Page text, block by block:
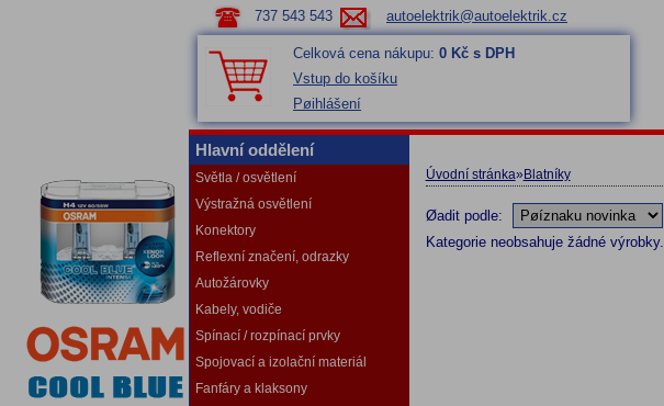
737 543 543 autoelektrik@autoelektrik.cz
Celková cena nákupu: 0 Kč s DPH
Vstup do košíku
Pøihlášení
Hlavní oddělení
Světla / osvětlení
Výstražná osvětlení
Konektory
Reflexní značení, odrazky
Autožárovky
Kabely, vodiče
Spínací / rozpínací prvky
Spojovací a izolační materiál
Fanfáry a klaksony
Úvodní stránka» Blatníky
Øadit podle:
Kategorie neobsahuje žádné výrobky.